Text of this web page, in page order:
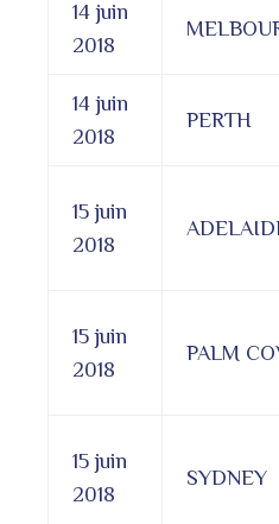
14 juin
2018
14 juin
2018
PERTH
15 juin
2018
15 juin
2018
PALM
15 juin
2018
SYDNEY